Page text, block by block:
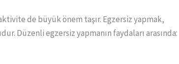
de büyük önem taşır. Egzersiz yapmak,
Düzenli egzersiz yapmanın faydaları arasında: